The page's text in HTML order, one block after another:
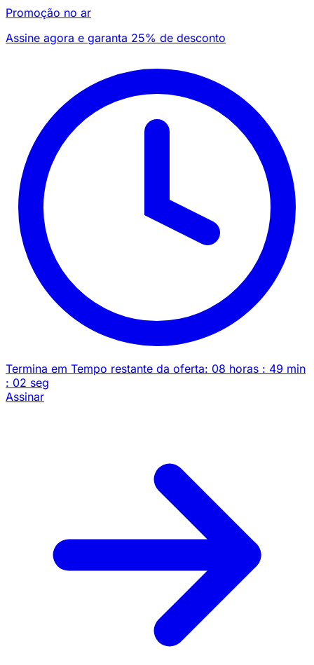
Promoção no ar
Assine agora e garanta 25% de desconto
Termina em Tempo restante da oferta: 08 horas : 49 min
: 02 seg
Assinar